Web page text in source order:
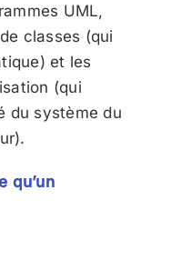
UML,
classes (qui
et les
(qui
du système du
qu’un